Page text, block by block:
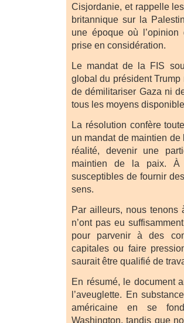
Cisjordanie, et rappelle
britannique sur la
une époque où l’opinion
prise en considération.
Le mandat de la FIS
global du président
de démilitariser Gaza ni
tous les moyens
La résolution confère
un mandat de maintien
réalité, devenir une
maintien de la paix. À
susceptibles de fournir
sens.
Par ailleurs, nous tenons
n’ont pas eu
pour parvenir à des
capitales ou faire
saurait être qualifié de
En résumé, le document
l’aveuglette. En
américaine en se
Washington, tandis que